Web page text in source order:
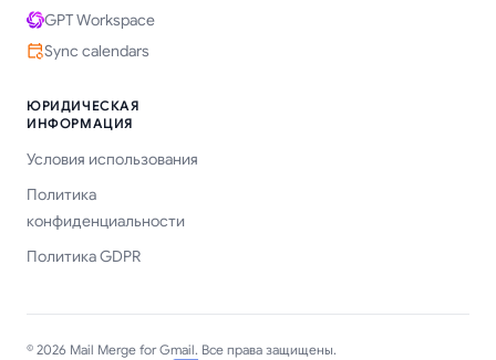
GPT Workspace
Sync calendars
ЮРИДИЧЕСКАЯ
ИНФОРМАЦИЯ
Условия использования
Политика
конфиденциальности
Политика GDPR
© 2026 Mail Merge for Gmail. Все права защищены.